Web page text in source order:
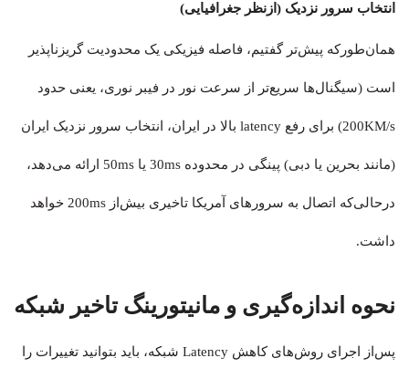
انتخاب سرور نزدیک (ازنظر جغرافیایی)
همان‌طورکه پیش‌تر گفتیم، فاصله فیزیکی یک محدودیت گریزناپذیر
است (سیگنال‌ها سریع‌تر از سرعت نور در فیبر نوری، یعنی حدود
200KM/s) برای رفع latency بالا در ایران، انتخاب سرور نزدیک ایران
(مانند بحرین یا دبی) پینگی در محدوده 30ms یا 50ms ارائه می‌دهد،
درحالی‌که اتصال به سرورهای آمریکا تاخیری بیش‌از 200ms خواهد
داشت.
نحوه اندازه‌گیری و مانیتورینگ تاخیر شبکه
پس‌از اجرای روش‌های کاهش Latency شبکه، باید بتوانید تغییرات را